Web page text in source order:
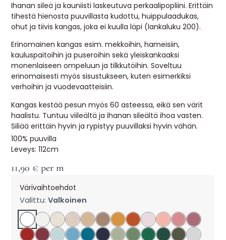
Ihanan sileä ja kauniisti laskeutuva perkaalipopliini. Erittäin
tihestä hienosta puuvillasta kudottu, huippulaadukas,
ohut ja tiivis kangas, joka ei kuulla läpi (lankaluku 200).
Erinomainen kangas esim. mekkoihin, hameisiin,
kauluspaitoihin ja puseroihin sekä yleiskankaaksi
monenlaiseen ompeluun ja tilkkutöihin. Soveltuu
erinomaisesti myös sisustukseen, kuten esimerkiksi
verhoihin ja vuodevaatteisiin.
Kangas kestää pesun myös 60 asteessa, eikä sen värit
haalistu. Tuntuu viileältä ja ihanan sileältä ihoa vasten.
Siliää erittäin hyvin ja rypistyy puuvillaksi hyvin vähän.
100% puuvilla
Leveys: 112cm
11,90 € per m
Värivaihtoehdot
Valittu:Valkoinen